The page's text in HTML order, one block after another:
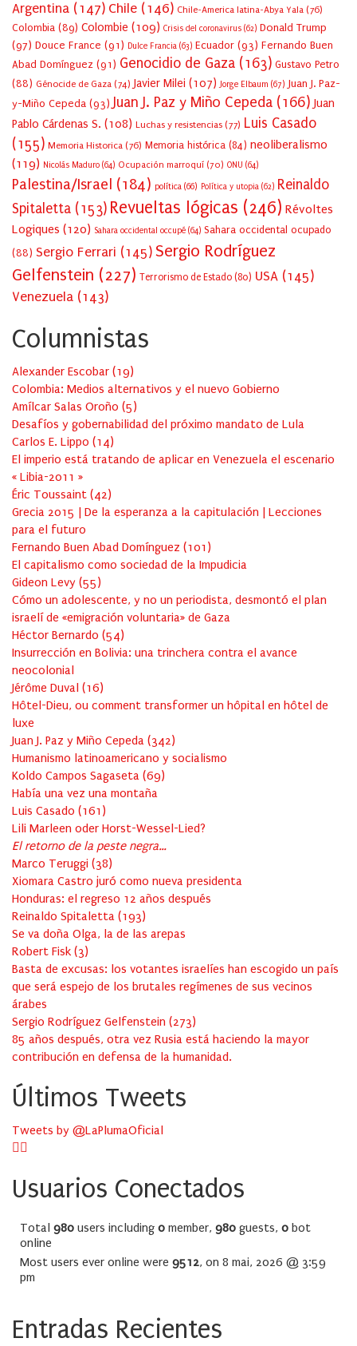
Argentina (147) Chile (146) Chile-America latina-Abya Yala (76)
Colombia (89) Colombie (109) Crisis del coronavirus (62) Donald Trump
(97) Douce France (91) Dulce Francia (63) Ecuador (93) Fernando Buen
Abad Domínguez (91) Genocidio de Gaza (163) Gustavo Petro
(88) Génocide de Gaza (74) Javier Milei (107) Jorge Elbaum (67) Juan J. Paz-
y-Miño Cepeda (93) Juan J. Paz y Miño Cepeda (166) Juan
Pablo Cárdenas S. (108) Luchas y resistencias (77) Luis Casado
(155) Memoria Historica (76) Memoria histórica (84) neoliberalismo
(119) Nicolás Maduro (64) Ocupación marroquí (70) ONU (64)
Palestina/Israel (184) política (66) Política y utopia (62) Reinaldo
Spitaletta (153) Revueltas lógicas (246) Révoltes
Logiques (120) Sahara occidental occupé (64) Sahara occidental ocupado
(88) Sergio Ferrari (145) Sergio Rodríguez
Gelfenstein (227) Terrorismo de Estado (80) USA (145)
Venezuela (143)
Columnistas
Alexander Escobar (19)
Colombia: Medios alternativos y el nuevo Gobierno
Amílcar Salas Oroño (5)
Desafíos y gobernabilidad del próximo mandato de Lula
Carlos E. Lippo (14)
El imperio está tratando de aplicar en Venezuela el escenario
« Libia-2011 »
Éric Toussaint (42)
Grecia 2015 | De la esperanza a la capitulación | Lecciones
para el futuro
Fernando Buen Abad Domínguez (101 )
El capitalismo como sociedad de la Impudicia
Gideon Levy (55)
Cómo un adolescente, y no un periodista, desmontó el plan
israelí de «emigración voluntaria» de Gaza
Héctor Bernardo (54)
Insurrección en Bolivia: una trinchera contra el avance
neocolonial
Jérôme Duval (16)
Hôtel-Dieu, ou comment transformer un hôpital en hôtel de
luxe
Juan J. Paz y Miño Cepeda (342)
Humanismo latinoamericano y socialismo
Koldo Campos Sagaseta (69)
Había una vez una montaña
Luis Casado (161 )
Lili Marleen oder Horst-Wessel-Lied?
El retorno de la peste negra…
Marco Teruggi (38)
Xiomara Castro juró como nueva presidenta
Honduras: el regreso 12 años después
Reinaldo Spitaletta (193)
Se va doña Olga, la de las arepas
Robert Fisk (3)
Basta de excusas: los votantes israelíes han escogido un país
que será espejo de los brutales regímenes de sus vecinos
árabes
Sergio Rodríguez Gelfenstein (273)
85 años después, otra vez Rusia está haciendo la mayor
contribución en defensa de la humanidad.
Últimos Tweets
Tweets by @LaPlumaOficial
Usuarios Conectados
Total 980 users including 0 member, 980 guests, 0 bot
online
Most users ever online were 9512, on 8 mai, 2026 @ 3:59
pm
Entradas Recientes